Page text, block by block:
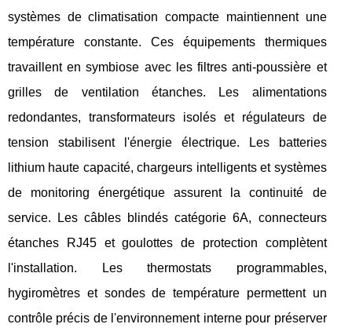
systèmes de climatisation compacte maintiennent une
température constante. Ces équipements thermiques
travaillent en symbiose avec les filtres anti-poussière et
grilles de ventilation étanches. Les alimentations
redondantes, transformateurs isolés et régulateurs de
tension stabilisent l'énergie électrique. Les batteries
lithium haute capacité, chargeurs intelligents et systèmes
de monitoring énergétique assurent la continuité de
service. Les câbles blindés catégorie 6A, connecteurs
étanches RJ45 et goulottes de protection complètent
l'installation. Les thermostats programmables,
hygiromètres et sondes de température permettent un
contrôle précis de l'environnement interne pour préserver